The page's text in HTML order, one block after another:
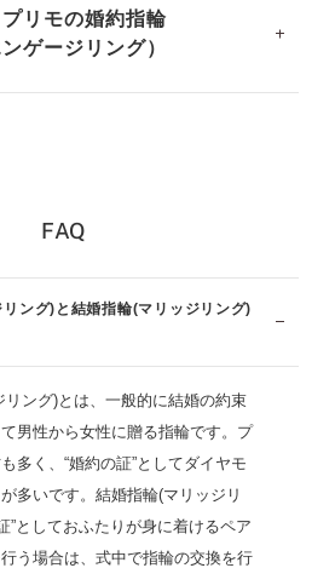
リモの婚約指輪
ンゲージリング）
練の職人によって丁寧に仕上げられ
レガント・ゴージャスの100種類以
ト。これが運命だと言える リング
ンドです。結婚指輪（マリッジリン
トリングにすることも可能です。プ
相談いただけます。
FAQ
ング)と結婚指輪(マリッジリング)
リング)とは、一般的に結婚の約束
男性から女性に贈る指輪です。プ
多く、“婚約の証”としてダイヤモ
多いです。結婚指輪(マリッジリ
”としておふたりが身に着けるペア
う場合は、式中で指輪の交換を行